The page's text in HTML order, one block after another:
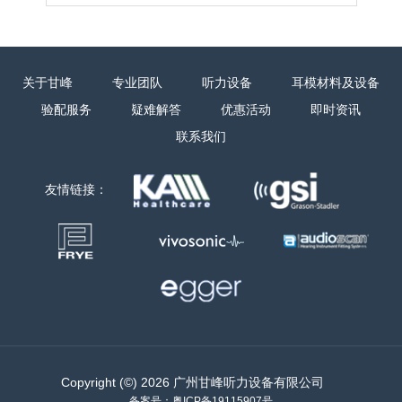
关于甘峰 专业团队 听力设备
耳模材料及设备
验配服务
疑难解答 优惠活动
即时资讯
联系我们
友情链接：
Copyright (©) 2026 广州甘峰听力设备有限公司